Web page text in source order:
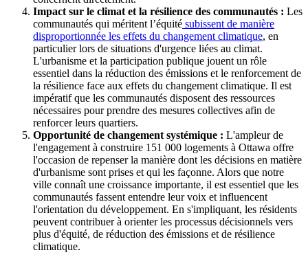
Impact sur le climat et la résilience des communautés : Les
communautés qui méritent l’équité subissent de manière
disproportionnée les effets du changement climatique, en
particulier lors de situations d'urgence liées au climat.
L'urbanisme et la participation publique jouent un rôle
essentiel dans la réduction des émissions et le renforcement de
la résilience face aux effets du changement climatique. Il est
impératif que les communautés disposent des ressources
nécessaires pour prendre des mesures collectives afin de
renforcer leurs quartiers.
Opportunité de changement systémique : L'ampleur de
l'engagement à construire 151 000 logements à Ottawa offre
l'occasion de repenser la manière dont les décisions en matière
d'urbanisme sont prises et qui les façonne. Alors que notre
ville connaît une croissance importante, il est essentiel que les
communautés fassent entendre leur voix et influencent
l'orientation du développement. En s'impliquant, les résidents
peuvent contribuer à orienter les processus décisionnels vers
plus d'équité, de réduction des émissions et de résilience
climatique.